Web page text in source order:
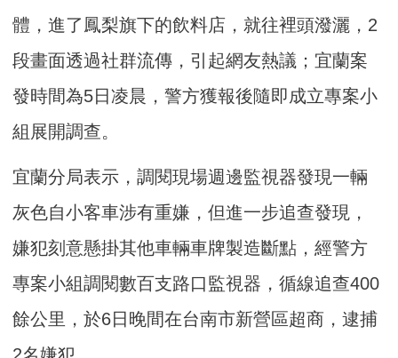
體，進了鳳梨旗下的飲料店，就往裡頭潑灑，2
段畫面透過社群流傳，引起網友熱議；宜蘭案
發時間為5日凌晨，警方獲報後隨即成立專案小
組展開調查。
宜蘭分局表示，調閱現場週邊監視器發現一輛
灰色自小客車涉有重嫌，但進一步追查發現，
嫌犯刻意懸掛其他車輛車牌製造斷點，經警方
專案小組調閱數百支路口監視器，循線追查400
餘公里，於6日晚間在台南市新營區超商，逮捕